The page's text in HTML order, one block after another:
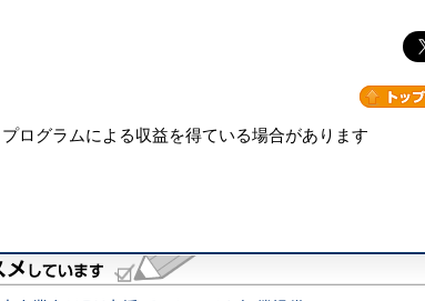
ログラムによる収益を得ている場合があります